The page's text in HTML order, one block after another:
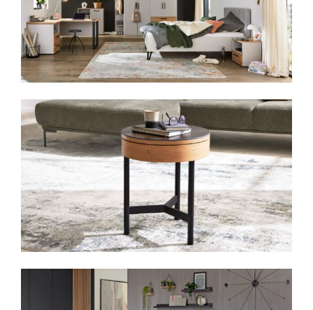
Gestaltungsfreiheit mit System –
ganz nach Ihrem Geschmack
DieInterliving Esszimmer Serie 5115
bietet eine breite Vielfalt an
Gestaltungsmöglichkeiten:
Stuhlmodelle mit und ohne
Drehfunktion
Bezüge in Leder, Stoff oder Materialmix
Verschiedene Gestellvarianten
aus
Metall oder Holz